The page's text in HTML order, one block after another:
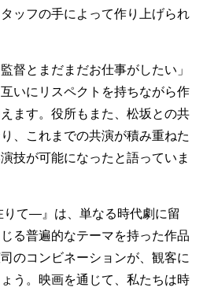
ッフの手によって作り上げられ
督とまだまだお仕事がしたい」
いにリスペクトを持ちながら作
ます。役所もまた、松坂との共
、これまでの共演が積み重ねた
技が可能になったと語っていま
て―』は、単なる時代劇に留
る普遍的なテーマを持った作品
のコンビネーションが、観客に
う。映画を通じて、私たちは時